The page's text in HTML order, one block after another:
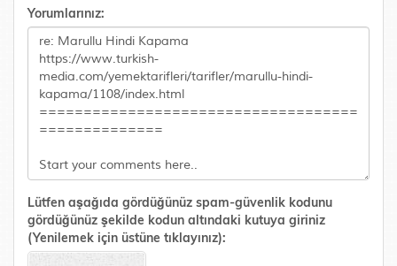
Yorumlarınız:
Lütfen aşağıda gördüğünüz spam-güvenlik kodunu
gördüğünüz şekilde kodun altındaki kutuya giriniz
(Yenilemek için üstüne tıklayınız):